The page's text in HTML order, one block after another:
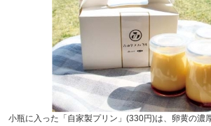
小瓶に入った「自家製プリン」(330円)は、卵黄の濃